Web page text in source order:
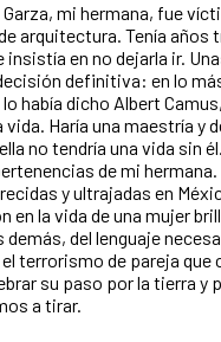
Garza, mi hermana, fue
arquitectura. Tenía años
en no dejarla ir.
definitiva: en lo
había dicho Albert
Haría una maestría y
no tendría una vida sin
de mi
y ultrajadas en
en la vida de una mujer
del lenguaje
terrorismo de pareja
su paso por la tierra y
a tirar.